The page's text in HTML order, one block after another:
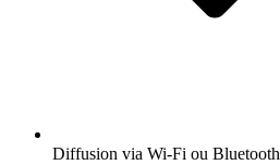
Diffusion via Wi-Fi ou Bluetooth